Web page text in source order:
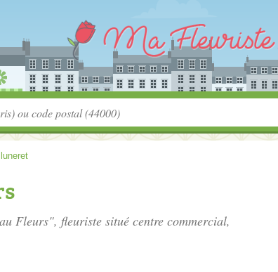
Fleurs", fleuriste situé centre commercial,